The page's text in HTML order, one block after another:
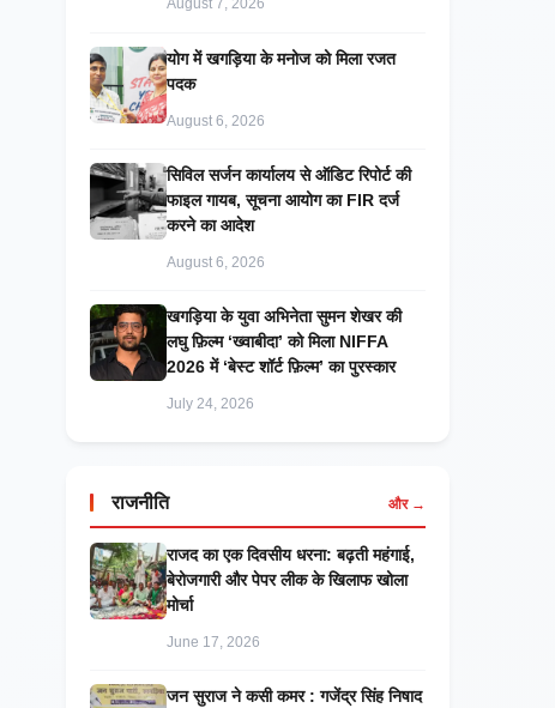
August 7, 2026
​योग में खगड़िया के मनोज को मिला रजत
पदक
August 6, 2026
सिविल सर्जन कार्यालय से ऑडिट रिपोर्ट की
फाइल गायब, सूचना आयोग का FIR दर्ज
करने का आदेश
August 6, 2026
खगड़िया के युवा अभिनेता सुमन शेखर की
लघु फ़िल्म ‘ख्वाबीदा’ को मिला NIFFA
2026 में ‘बेस्ट शॉर्ट फ़िल्म’ का पुरस्कार
July 24, 2026
राजनीति और →
राजद का एक दिवसीय धरना: बढ़ती महंगाई,
बेरोजगारी और पेपर लीक के खिलाफ खोला
मोर्चा
June 17, 2026
जन सुराज ने कसी कमर : गजेंद्र सिंह निषाद